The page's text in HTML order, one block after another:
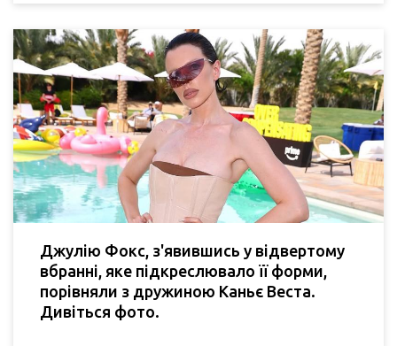
Джулію Фокс, з'явившись у відвертому
вбранні, яке підкреслювало її форми,
порівняли з дружиною Каньє Веста.
Дивіться фото.